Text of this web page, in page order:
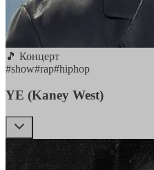
🎵 Концерт
#show#rap#hiphop
YE (Kaney West)